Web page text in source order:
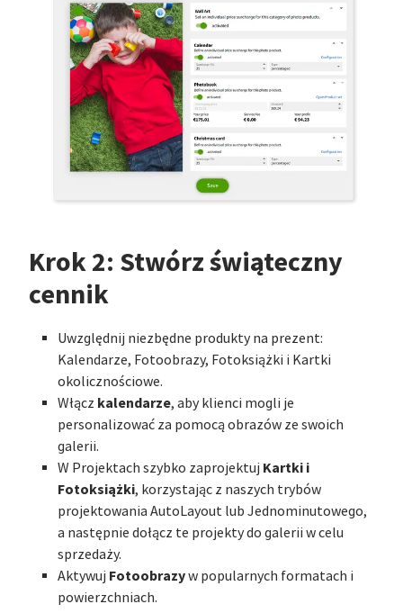
Krok 2: Stwórz świąteczny
cennik
Uwzględnij niezbędne produkty na prezent:
Kalendarze, Fotoobrazy, Fotoksiążki i Kartki
okolicznościowe.
Włącz kalendarze, aby klienci mogli je
personalizować za pomocą obrazów ze swoich
galerii.
W Projektach szybko zaprojektuj Kartki i
Fotoksiążki, korzystając z naszych trybów
projektowania AutoLayout lub Jednominutowego,
a następnie dołącz te projekty do galerii w celu
sprzedaży.
Aktywuj Fotoobrazyw popularnych formatach i
powierzchniach.